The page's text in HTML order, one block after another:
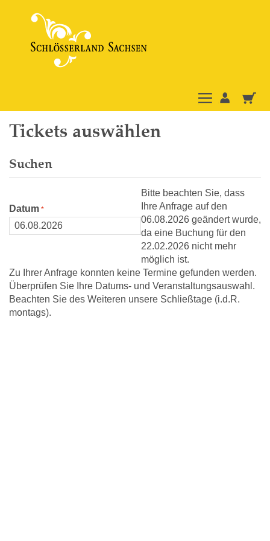
Tickets auswählen
Suchen
Datum
Bitte beachten Sie, dass
Ihre Anfrage auf den
06.08.2026 geändert wurde,
da eine Buchung für den
22.02.2026 nicht mehr
möglich ist.
Zu Ihrer Anfrage konnten keine Termine gefunden werden.
Überprüfen Sie Ihre Datums- und Veranstaltungsauswahl.
Beachten Sie des Weiteren unsere Schließtage (i.d.R.
montags).